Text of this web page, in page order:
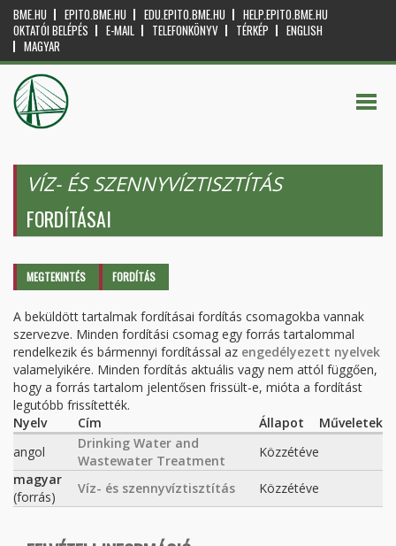
BME.HU EPITO.BME.HU EDU.EPITO.BME.HU
HELP.EPITO.BME.HU
OKTATÓI BELÉPÉS
E-MAIL TELEFONKÖNYV TÉRKÉP
ENGLISH
MAGYAR
VÍZ- ÉS SZENNYVÍZTISZTÍTÁS
FORDÍTÁSAI
Elsődleges fülek
MEGTEKINTÉS FORDÍTÁS
A beküldött tartalmak fordításai fordítás csomagokba vannak
szervezve. Minden fordítási csomag egy forrás tartalommal
rendelkezik és bármennyi fordítással az engedélyezett nyelvek
valamelyikére. Minden fordítás aktuális vagy nem attól függően,
hogy a forrás tartalom jelentősen frissült-e, mióta a fordítást
legutóbb frissítették.
Nyelv
Cím Állapot
Műveletek
angol
Drinking Water and
Wastewater Treatment
Közzétéve
magyar
(forrás)
Víz- és szennyvíztisztítás Közzétéve